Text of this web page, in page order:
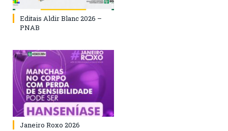
Editais Aldir Blanc 2026 –
PNAB
Janeiro Roxo 2026